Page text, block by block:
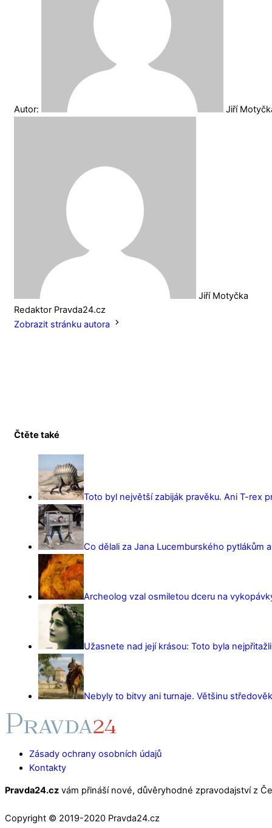
Autor: Jiří
Jiří Motyčka
Redaktor Pravda24.cz
Zobrazit stránku autora
Čtěte také
Toto byl největší zabiják pravěku. Ani T-rex
Co dělali za Jana Lucemburského pytlákům
Archeolog vzal osmiletou dceru na
Užasnete nad její krásou: Toto byla
Nebyly to bitvy ani turnaje. Většinu
Zásady ochrany osobních údajů
Kontakty
Pravda24.cz vám přináší nové, důvěryhodné zpravodajství z
Copyright © 2019-2020 Pravda24.cz